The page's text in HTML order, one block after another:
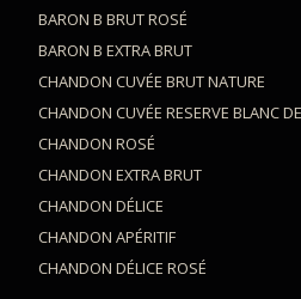
BARON B BRUT ROSÉ
BARON B EXTRA BRUT
CHANDON CUVÉE BRUT NATURE
CHANDON CUVÉE RESERVE BLANC
CHANDON ROSÉ
CHANDON EXTRA BRUT
CHANDON DÉLICE
CHANDON APÉRITIF
CHANDON DÉLICE ROSÉ